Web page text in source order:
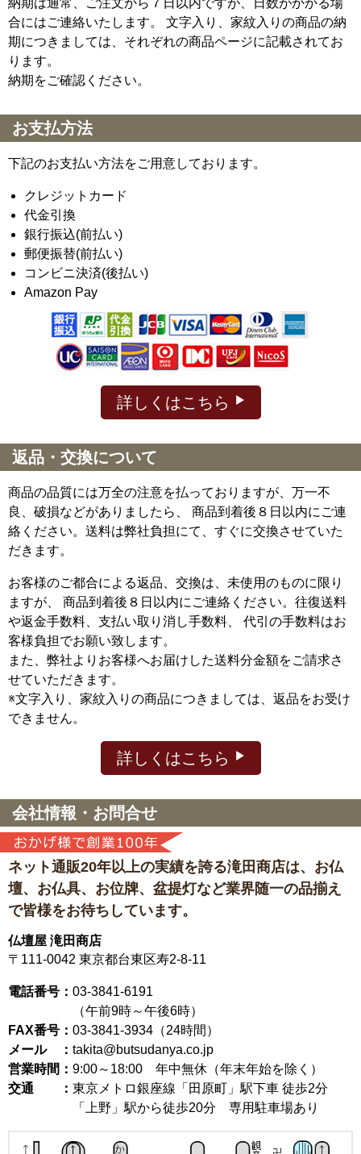
合にはご連絡いたします。 文字入り、家紋入りの商品の納
期につきましては、それぞれの商品ページに記載されてお
ります。
納期をご確認ください。
お支払方法
下記のお支払い方法をご用意しております。
クレジットカード
代金引換
銀行振込(前払い)
郵便振替(前払い)
コンビニ決済(後払い)
Amazon Pay
詳しくはこちら
返品・交換について
商品の品質には万全の注意を払っておりますが、万一不
良、破損などがありましたら、 商品到着後８日以内にご連
絡ください。送料は弊社負担にて、すぐに交換させていた
だきます。
お客様のご都合による返品、交換は、未使用のものに限り
ますが、
商品到着後８日以内にご連絡ください。往復送料
や返金手数料、支払い取り消し手数料、 代引の手数料はお
客様負担でお願い致します。
また、弊社よりお客様へお届けした送料分金額をご請求さ
せていただきます。
※文字入り、家紋入りの商品につきましては、返品をお受け
できません。
詳しくはこちら
会社情報・お問合せ
ネット通販20年以上の実績を誇る滝田商店は、 お仏
壇、お仏具、お位牌、盆提灯など業界随一の品揃え
で皆様をお待ちしています。
仏壇屋 滝田商店
〒111-0042 東京都台東区寿2-8-11
電話番号： 03-3841-6191
（午前9時～午後6時）
FAX番号： 03-3841-3934（24時間）
メール ： takita@butsudanya.co.jp
営業時間： 9:00～18:00 年中無休（年末年始を除く）
交通 ： 東京メトロ銀座線「田原町」駅下車 徒歩2分
「上野」駅から徒歩20分 専用駐車場あり